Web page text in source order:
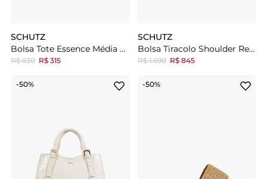
SCHUTZ
Bolsa Tote Essence Média Vermelha
R$ 630 R$ 315
SCHUTZ
Bolsa Tiracolo Shoulder Reese Média Couro
R$ 1.690 R$ 845
-50% -50%